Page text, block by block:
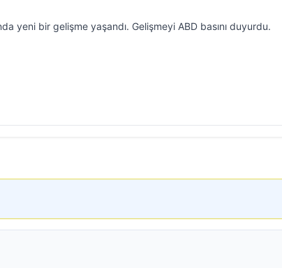
yeni bir gelişme yaşandı. Gelişmeyi ABD basını duyurdu.